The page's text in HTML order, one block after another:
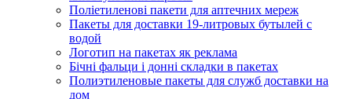
Поліетиленові пакети для аптечних мереж
Пакеты для доставки 19-литровых бутылей с
водой
Логотип на пакетах як реклама
Бічні фальци і донні складки в пакетах
Полиэтиленовые пакеты для служб доставки на
дом